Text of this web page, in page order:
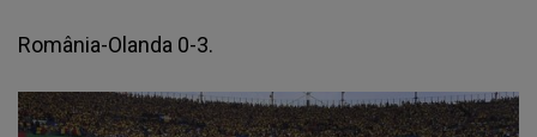
România-Olanda 0-3.